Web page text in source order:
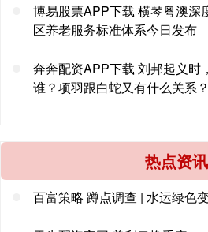
博易股票APP下载 横琴粤澳深
区养老服务标准体系今日发布
奔奔配资APP下载 刘邦起义时
谁？项羽跟白蛇又有什么关系？
热点资讯
百富策略 蹲点调查 | 水运绿色